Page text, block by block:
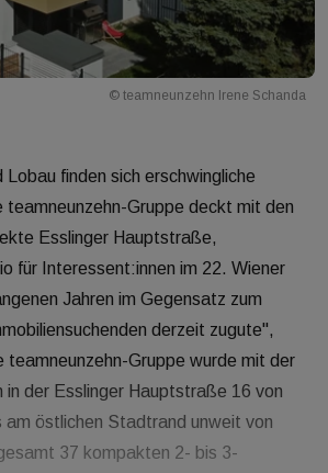
© teamneunzehn Irene Schanda
finden sich erschwingliche
teamneunzehn-Gruppe deckt mit den
Esslinger Hauptstraße,
für Interessent:innen im 22. Wiener
Jahren im Gegensatz zum
derzeit zugute",
Gruppe wurde mit der
der Esslinger Hauptstraße 16 von
östlichen Stadtrand unweit von
37 kompakten 2- bis 3-